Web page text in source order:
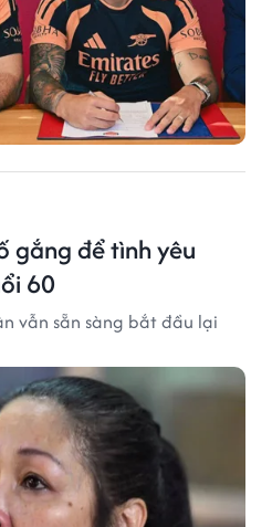
gắng để tình yêu
60
vẫn sẵn sàng bắt đầu lại